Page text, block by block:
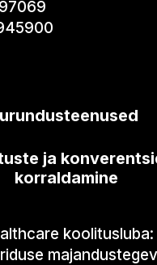
ja
korraldamine
koolitusluba: